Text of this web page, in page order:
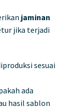
jaminan
jika terjadi
sesuai
ada
hasil sablon